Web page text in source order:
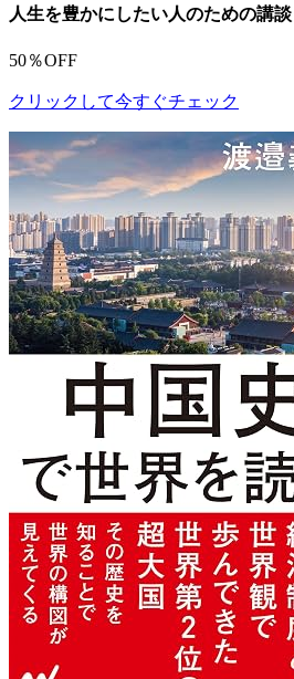
人生を豊かにしたい人のための講談
50％OFF
クリックして今すぐチェック